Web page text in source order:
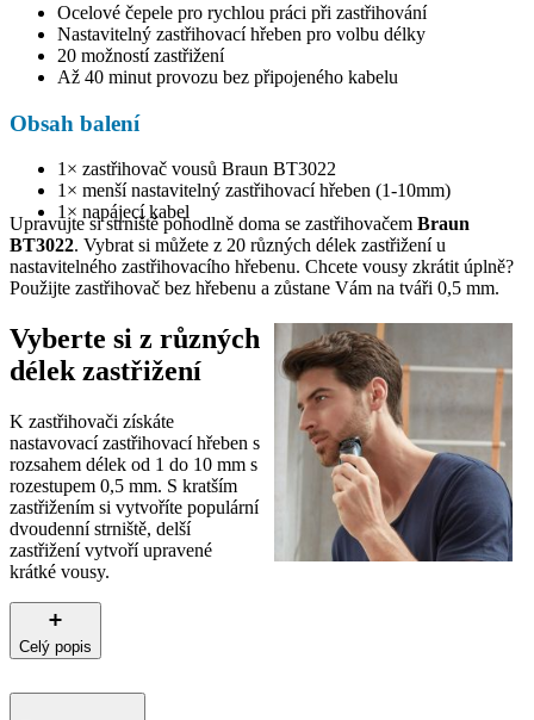
Ocelové čepele pro rychlou práci při zastřihování
Nastavitelný zastřihovací hřeben pro volbu délky
20 možností zastřižení
Až 40 minut provozu bez připojeného kabelu
Obsah balení
1× zastřihovač vousů Braun BT3022
1× menší nastavitelný zastřihovací hřeben (1-10mm)
1× napájecí kabel
Upravujte si strniště pohodlně doma se zastřihovačem Braun
BT3022. Vybrat si můžete z 20 různých délek zastřižení u
nastavitelného zastřihovacího hřebenu. Chcete vousy zkrátit úplně?
Použijte zastřihovač bez hřebenu a zůstane Vám na tváři 0,5 mm.
Vyberte si z různých
délek zastřižení
K zastřihovači získáte
nastavovací zastřihovací hřeben s
rozsahem délek od 1 do 10 mm s
rozestupem 0,5 mm. S kratším
zastřižením si vytvoříte populární
dvoudenní strniště, delší
zastřižení vytvoří upravené
krátké vousy.
Celý popis